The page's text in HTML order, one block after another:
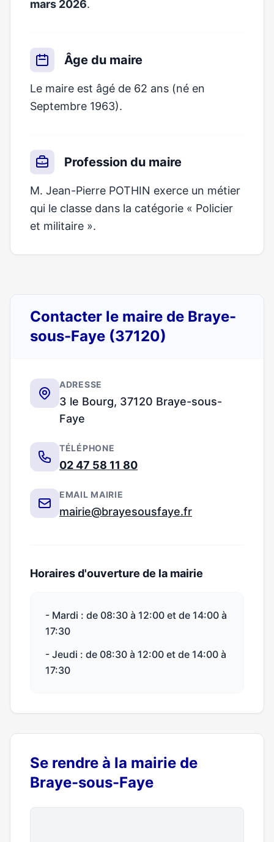
mars 2026.
Âge du maire
Le maire est âgé de 62 ans (né en
Septembre 1963).
Profession du maire
M. Jean-Pierre POTHIN exerce un métier
qui le classe dans la catégorie « Policier
et militaire ».
Contacter le maire de Braye-
sous-Faye (37120)
ADRESSE
3 le Bourg, 37120 Braye-sous-
Faye
TÉLÉPHONE
02 47 58 11 80
EMAIL MAIRIE
mairie@brayesousfaye.fr
Horaires d'ouverture de la mairie
- Mardi : de 08:30 à 12:00 et de 14:00 à
17:30
- Jeudi : de 08:30 à 12:00 et de 14:00 à
17:30
Se rendre à la mairie de
Braye-sous-Faye